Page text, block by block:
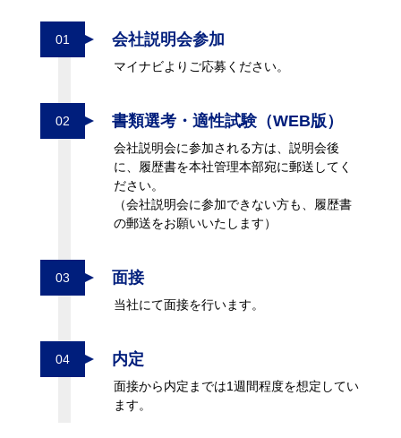
01 会社説明会参加
マイナビよりご応募ください。
02 書類選考・適性試験（WEB版）
会社説明会に参加される方は、説明会後
に、履歴書を本社管理本部宛に郵送してく
ださい。
（会社説明会に参加できない方も、履歴書
の郵送をお願いいたします）
03 面接
当社にて面接を行います。
04 内定
面接から内定までは1週間程度を想定してい
ます。